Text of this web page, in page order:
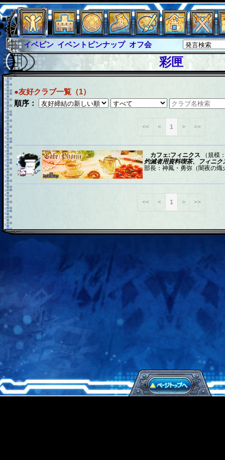
イベピン イベントピンナップ オフ会
グラシャ
グラシャ・ラボラス
グローバルジャスティス サイキックハーツ
サイキックハーツ大戦
シュラウド
ファイナル アブソーバー
彩匣
●友好クラブ一覧（1）
順序：
<< < 1 > >>
カフェ:フィニクス （規模
灼滅者用資料喫茶、フィニク
部長：神鳳・勇弥（闇夜の熾
<< < 1 > >>